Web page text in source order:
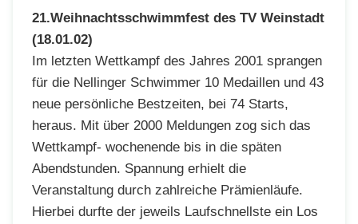
21.Weihnachtsschwimmfest des TV Weinstadt
(18.01.02)
Im letzten Wettkampf des Jahres 2001 sprangen
für die Nellinger Schwimmer 10 Medaillen und 43
neue persönliche Bestzeiten, bei 74 Starts,
heraus. Mit über 2000 Meldungen zog sich das
Wettkampf- wochenende bis in die späten
Abendstunden. Spannung erhielt die
Veranstaltung durch zahlreiche Prämienläufe.
Hierbei durfte der jeweils Laufschnellste ein Los